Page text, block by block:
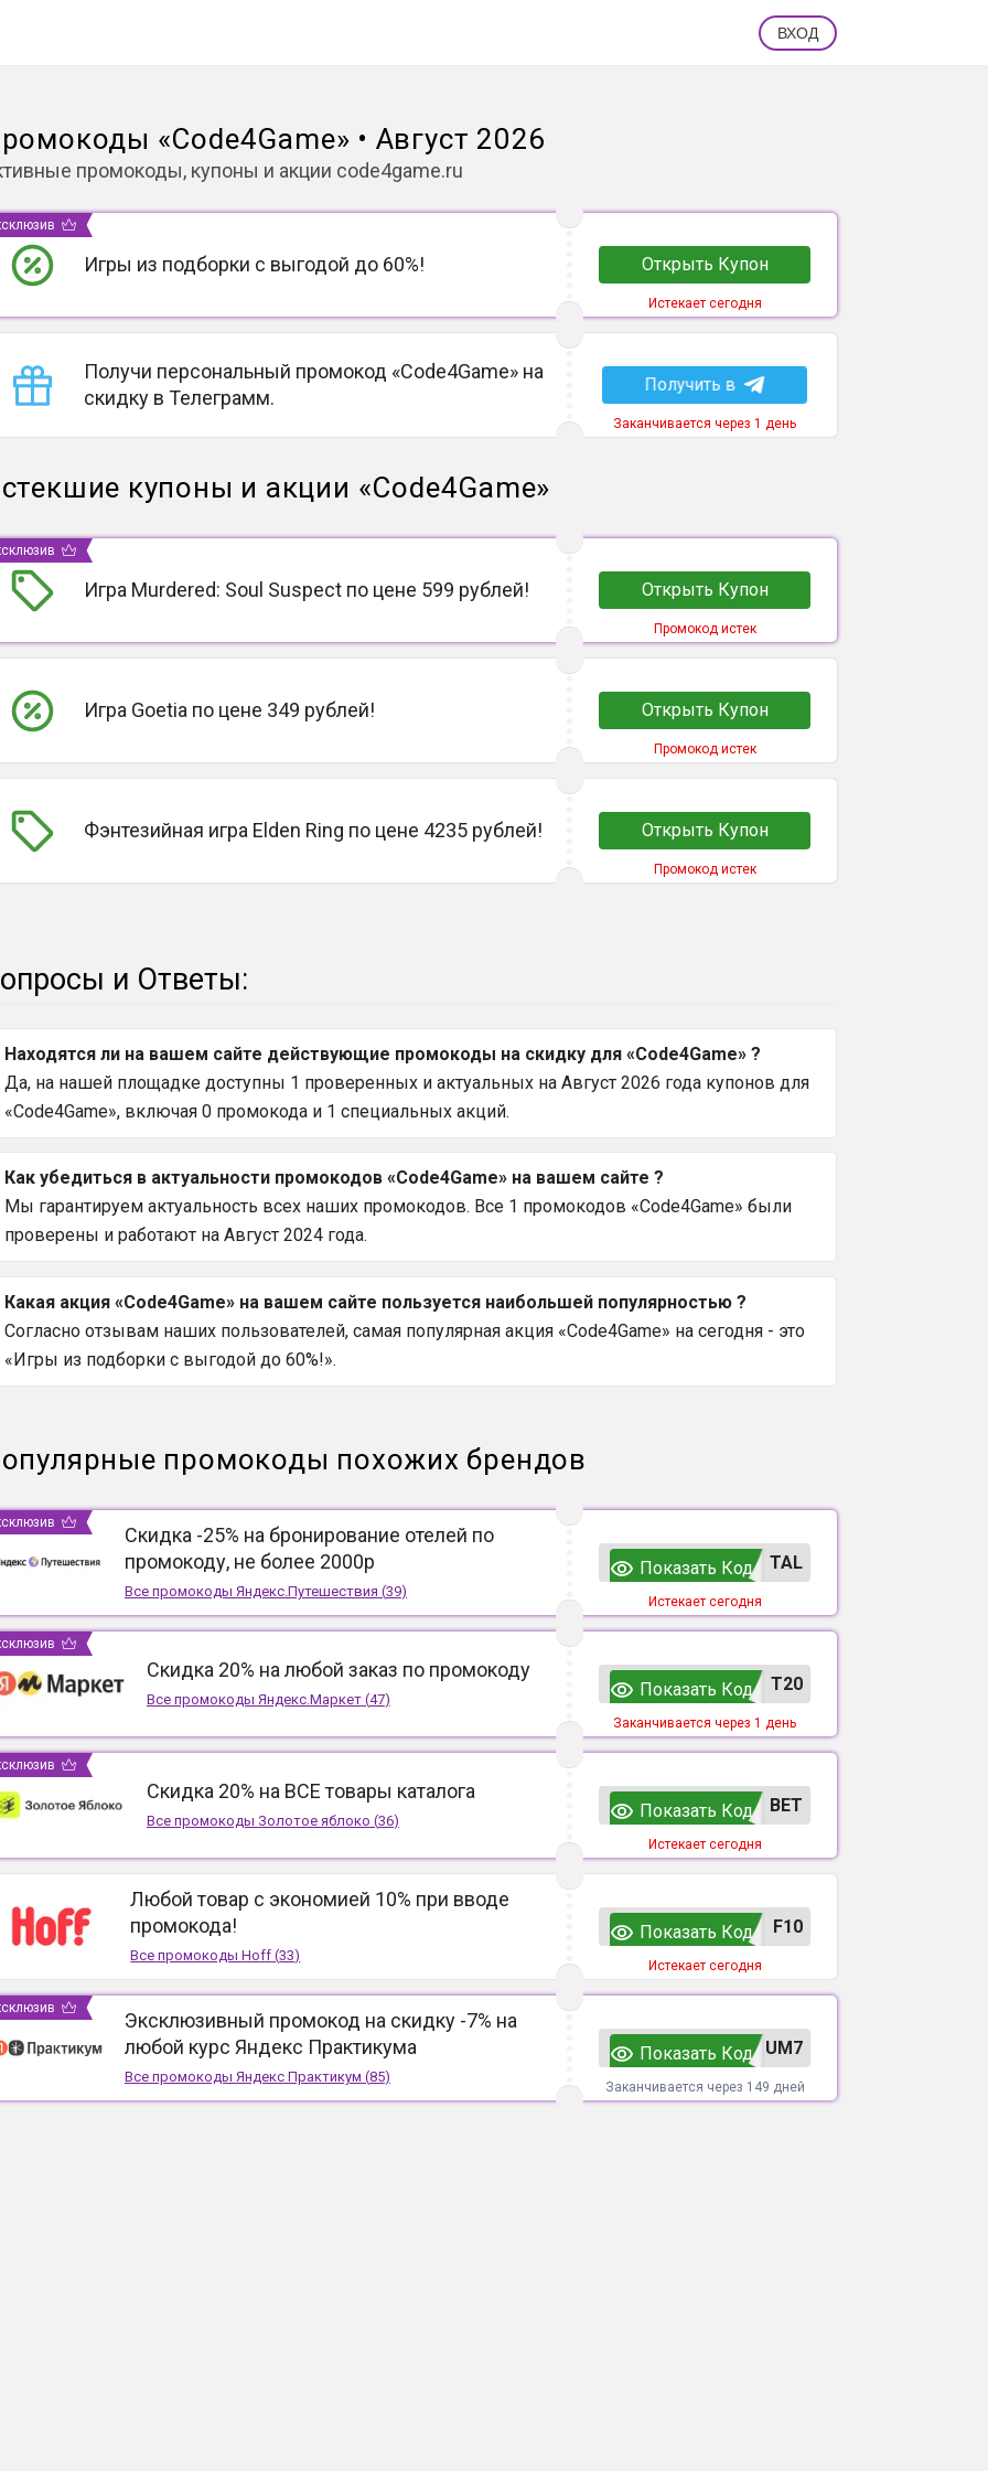
ВХОД
«Code4Game» • Август 2026
промокоды, купоны и акции code4game.ru
Игры из подборки с выгодой до 60%! Открыть Купон
Истекает сегодня
Получи персональный промокод «Code4Game» на
скидку в Телеграмм.
Получить в
Заканчивается через 1 день
купоны и акции «Code4Game»
Игра Murdered: Soul Suspect по цене 599 рублей! Открыть Купон
Промокод истек
Игра Goetia по цене 349 рублей! Открыть Купон
Промокод истек
Фэнтезийная игра Elden Ring по цене 4235 рублей! Открыть Купон
Промокод истек
и Ответы:
Находятся ли на вашем сайте действующие промокоды на скидку для «Code4Game» ?
Да, на нашей площадке доступны 1 проверенных и актуальных на Август 2026 года купонов для
«Code4Game», включая 0 промокода и 1 специальных акций.
Как убедиться в актуальности промокодов «Code4Game» на вашем сайте ?
Мы гарантируем актуальность всех наших промокодов. Все 1 промокодов «Code4Game» были
проверены и работают на Август 2024 года.
Какая акция «Code4Game» на вашем сайте пользуется наибольшей популярностью ?
Согласно отзывам наших пользователей, самая популярная акция «Code4Game» на сегодня - это
«Игры из подборки с выгодой до 60%!».
промокоды похожих брендов
Скидка -25% на бронирование отелей по
промокоду, не более 2000р
Все промокоды Яндекс.Путешествия (39)
TAL
Показать Код
Истекает сегодня
Скидка 20% на любой заказ по промокоду
Все промокоды Яндекс.Маркет(47)
T20
Показать Код
Заканчивается через 1 день
Скидка 20% на ВСЕ товары каталога
Все промокоды Золотое яблоко (36)
ВЕТ
Показать Код
Истекает сегодня
Любой товар с экономией 10% при вводе
промокода!
Все промокодыHoff (33)
F10
Показать Код
Истекает сегодня
Эксклюзивный промокод на скидку -7% на
любой курс Яндекс Практикума
Все промокоды Яндекс Практикум (85)
UM7
Показать Код
Заканчивается через 149 дней